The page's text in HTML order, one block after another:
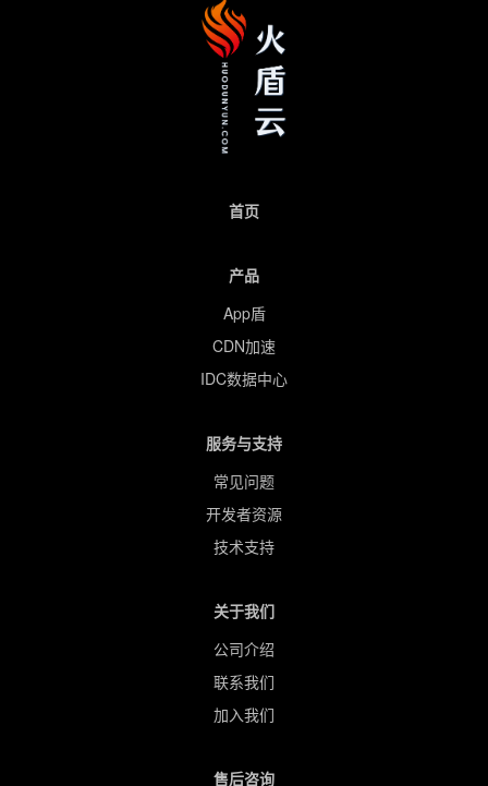
首页
产品
App盾
CDN加速
IDC数据中心
服务与支持
常见问题
开发者资源
技术支持
关于我们
公司介绍
联系我们
加入我们
售后咨询